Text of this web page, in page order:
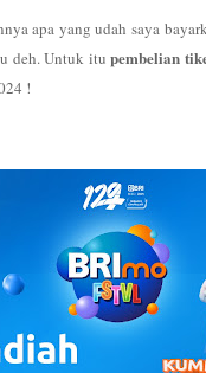
apa yang udah saya
deh. Untuk itupembelian
!